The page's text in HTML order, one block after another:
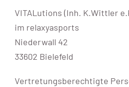
VITALutions (Inh. K.Wittler
im relaxyasports
Niederwall 42
33602 Bielefeld
Vertretungsberechtigte